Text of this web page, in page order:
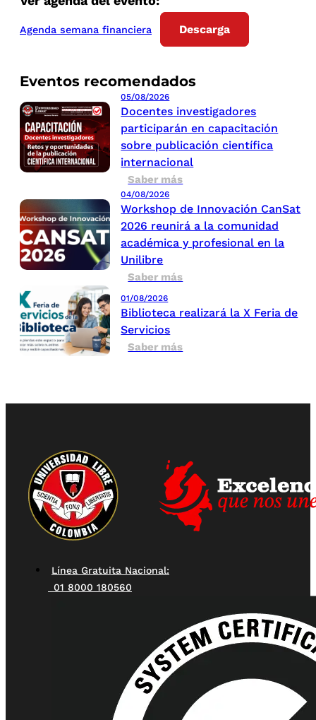
Eventos recomendados
05/08/2026
Docentes investigadores
participarán en capacitación
sobre publicación científica
internacional
Saber más
04/08/2026
Workshop de Innovación CanSat
2026 reunirá a la comunidad
académica y profesional en la
Unilibre
Saber más
01/08/2026
Biblioteca realizará la X Feria de
Servicios
Saber más
Agenda semana financiera Descarga
Línea Gratuita Nacional:
01 8000 180560